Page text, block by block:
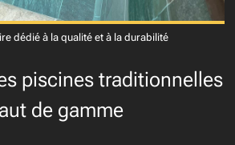
dédié à la qualité et à la durabilité
piscines traditionnelles
de gamme